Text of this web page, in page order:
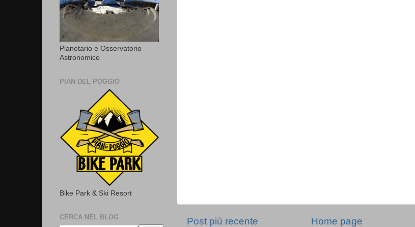
Post più recente Home page
Planetario e Osservatorio
Astronomico
PIAN DEL POGGIO
Bike Park & Ski Resort
CERCA NEL BLOG